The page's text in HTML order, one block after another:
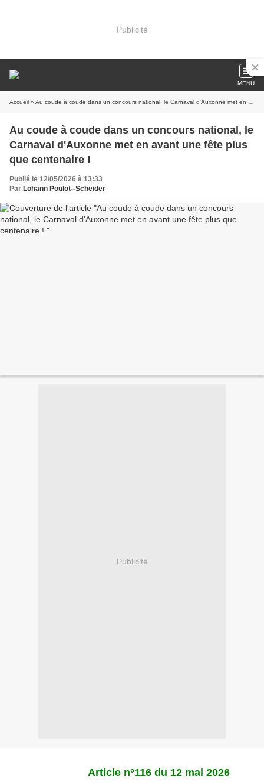
Publicité
MENU
Accueil » Au coude à coude dans un concours national, le Carnaval d'Auxonne met en avant une fête plus que centenaire !
Au coude à coude dans un concours national, le
Carnaval d'Auxonne met en avant une fête plus
que centenaire !
Publié le 12/05/2026 à 13:33
Par Lohann Poulot--Scheider
Publicité
Article n°116 du 12 mai 2026